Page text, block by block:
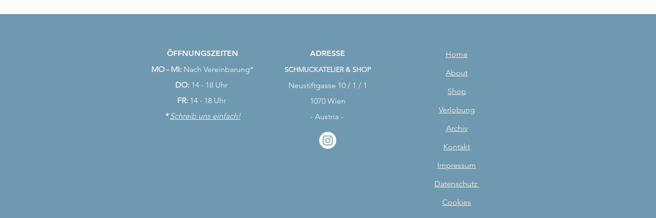
ÖFFNUNGSZEITEN
MO - MI: Nach Vereinbarung*
DO: 14 - 18 Uhr
FR: 14 - 18 Uhr
*Schreib uns einfach!
ADRESSE
SCHMUCKATELIER & SHOP
Neustiftgasse 10 / 1 / 1
1070 Wien
- Austria -
Home
About
Shop
Verlobung
Archiv
Kontakt
Impressum
Datenschutz
Cookies